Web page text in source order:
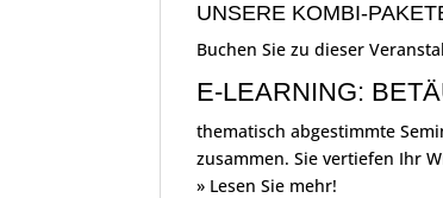
UNSERE KOMBI-
Buchen Sie zu dieser
E-LEARNING:
thematisch abgestimmte
zusammen. Sie vertiefen Ihr
» Lesen Sie mehr!